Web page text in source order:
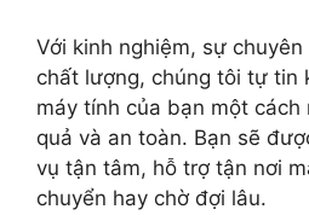
Với kinh nghiệm, sự
chất lượng, chúng tôi tự tin
máy tính của bạn một cách
quả và an toàn. Bạn sẽ
vụ tận tâm, hỗ trợ tận nơi
chuyển hay chờ đợi lâu.